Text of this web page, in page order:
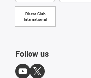
Diners Club
International
Follow us